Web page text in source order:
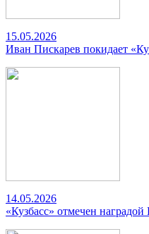
15.05.2026
Иван Пискарев покидает
14.05.2026
«Кузбасс» отмечен